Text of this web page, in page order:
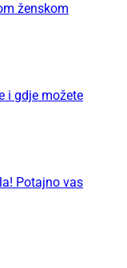
ženskom
i gdje možete
Potajno vas